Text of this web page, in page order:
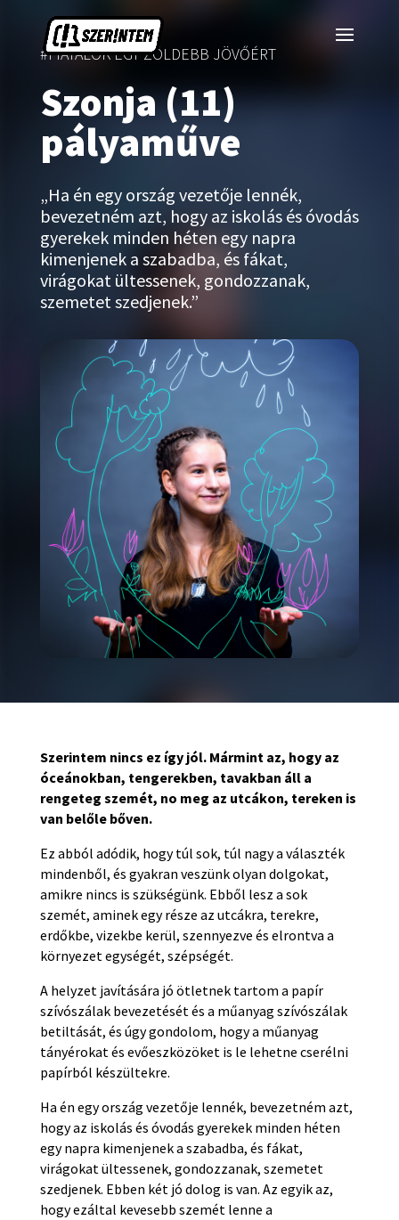
#FIATALOK EGY ZÖLDEBB JÖVŐÉRT
Szonja (11)
pályaműve
„Ha én egy ország vezetője lennék,
bevezetném azt, hogy az iskolás és óvodás
gyerekek minden héten egy napra
kimenjenek a szabadba, és fákat,
virágokat ültessenek, gondozzanak,
szemetet szedjenek.”
Szerintem nincs ez így jól. Mármint az, hogy az
óceánokban, tengerekben, tavakban áll a
rengeteg szemét, no meg az utcákon, tereken is
van belőle bőven.
Ez abból adódik, hogy túl sok, túl nagy a választék
mindenből, és gyakran veszünk olyan dolgokat,
amikre nincs is szükségünk. Ebből lesz a sok
szemét, aminek egy része az utcákra, terekre,
erdőkbe, vizekbe kerül, szennyezve és elrontva a
környezet egységét, szépségét.
A helyzet javítására jó ötletnek tartom a papír
szívószálak bevezetését és a műanyag szívószálak
betiltását, és úgy gondolom, hogy a műanyag
tányérokat és evőeszközöket is le lehetne cserélni
papírból készültekre.
Ha én egy ország vezetője lennék, bevezetném azt,
hogy az iskolás és óvodás gyerekek minden héten
egy napra kimenjenek a szabadba, és fákat,
virágokat ültessenek, gondozzanak, szemetet
szedjenek. Ebben két jó dolog is van. Az egyik az,
hogy ezáltal kevesebb szemét lenne a